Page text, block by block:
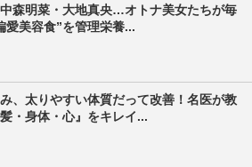
森明菜・大地真央…オトナ美女たちが毎
愛美容食”を管理栄養...
、太りやすい体質だって改善！名医が教
・身体・心』をキレイ...